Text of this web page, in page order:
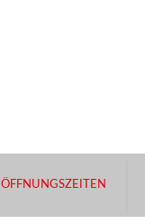
ÖFFNUNGSZEITEN